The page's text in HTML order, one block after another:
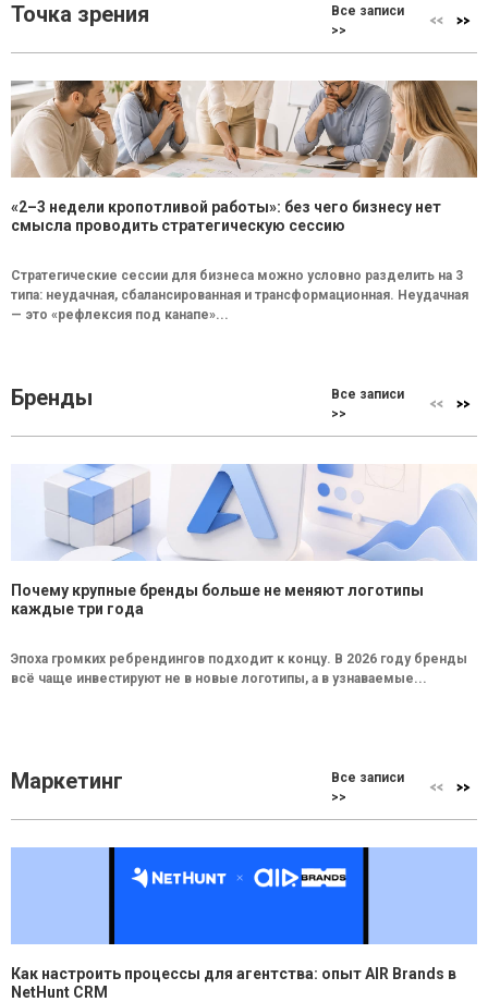
Точка зрения
Все записи
>>
«2–3 недели кропотливой работы»: без чего бизнесу нет
смысла проводить стратегическую сессию
Стратегические сессии для бизнеса можно условно разделить на 3
типа: неудачная, сбалансированная и трансформационная. Неудачная
— это «рефлексия под канапе»...
Бренды
Все записи
>>
Почему крупные бренды больше не меняют логотипы
каждые три года
Эпоха громких ребрендингов подходит к концу. В 2026 году бренды
всё чаще инвестируют не в новые логотипы, а в узнаваемые...
Маркетинг
Все записи
>>
Как настроить процессы для агентства: опыт AIR Brands в
NetHunt CRM